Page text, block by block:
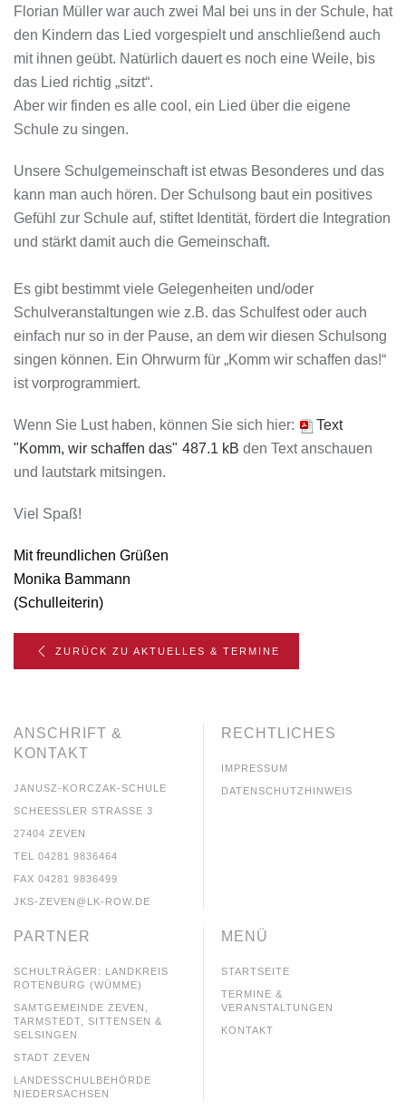
Florian Müller war auch zwei Mal bei uns in der Schule, hat
den Kindern das Lied vorgespielt und anschließend auch
mit ihnen geübt. Natürlich dauert es noch eine Weile, bis
das Lied richtig „sitzt“.
Aber wir finden es alle cool, ein Lied über die eigene
Schule zu singen.
Unsere Schulgemeinschaft ist etwas Besonderes und das
kann man auch hören. Der Schulsong baut ein positives
Gefühl zur Schule auf, stiftet Identität, fördert die Integration
und stärkt damit auch die Gemeinschaft.
Es gibt bestimmt viele Gelegenheiten und/oder
Schulveranstaltungen wie z.B. das Schulfest oder auch
einfach nur so in der Pause, an dem wir diesen Schulsong
singen können. Ein Ohrwurm für „Komm wir schaffen das!“
ist vorprogrammiert.
Wenn Sie Lust haben, können Sie sich hier:
Text
"Komm, wir schaffen das" 487.1 kB den Text anschauen
und lautstark mitsingen.
Viel Spaß!
Mit freundlichen Grüßen
Monika Bammann
(Schulleiterin)
ZURÜCK ZU AKTUELLES & TERMINE
ANSCHRIFT &
KONTAKT
JANUSZ-KORCZAK-SCHULE
SCHEESSLER STRASSE 3
27404 ZEVEN
TEL 04281 9836464
FAX 04281 9836499
JKS-ZEVEN@LK-ROW.DE
RECHTLICHES
IMPRESSUM
DATENSCHUTZHINWEIS
PARTNER
SCHULTRÄGER: LANDKREIS
ROTENBURG (WÜMME)
SAMTGEMEINDE ZEVEN,
TARMSTEDT, SITTENSEN &
SELSINGEN
STADT ZEVEN
LANDESSCHULBEHÖRDE
NIEDERSACHSEN
MENÜ
STARTSEITE
TERMINE &
VERANSTALTUNGEN
KONTAKT